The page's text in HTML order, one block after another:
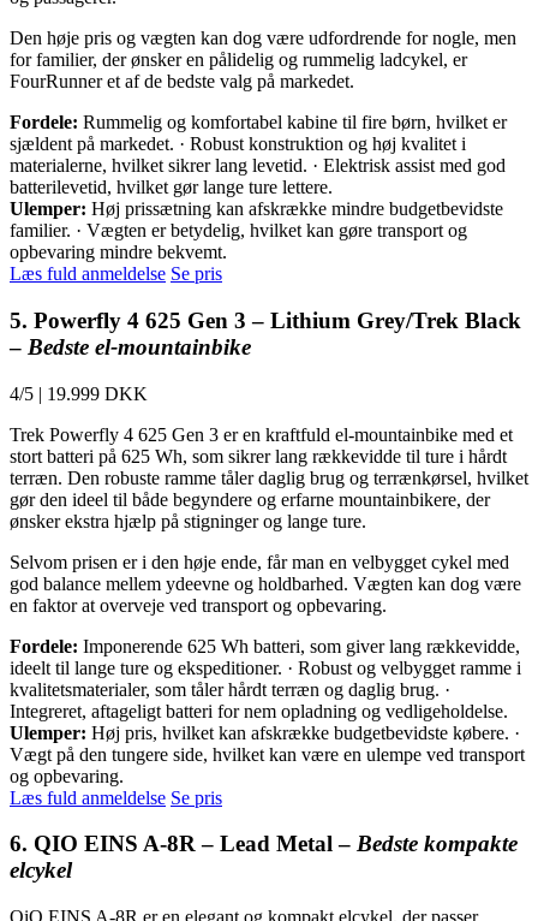
Den høje pris og vægten kan dog være udfordrende for nogle, men
for familier, der ønsker en pålidelig og rummelig ladcykel, er
FourRunner et af de bedste valg på markedet.
Fordele: Rummelig og komfortabel kabine til fire børn, hvilket er
sjældent på markedet. · Robust konstruktion og høj kvalitet i
materialerne, hvilket sikrer lang levetid. · Elektrisk assist med god
batterilevetid, hvilket gør lange ture lettere.
Ulemper: Høj prissætning kan afskrække mindre budgetbevidste
familier. · Vægten er betydelig, hvilket kan gøre transport og
opbevaring mindre bekvemt.
Læs fuld anmeldelse Se pris
5. Powerfly 4 625 Gen 3 – Lithium Grey/Trek Black
– Bedste el-mountainbike
4/5 | 19.999 DKK
Trek Powerfly 4 625 Gen 3 er en kraftfuld el-mountainbike med et
stort batteri på 625 Wh, som sikrer lang rækkevidde til ture i hårdt
terræn. Den robuste ramme tåler daglig brug og terrænkørsel, hvilket
gør den ideel til både begyndere og erfarne mountainbikere, der
ønsker ekstra hjælp på stigninger og lange ture.
Selvom prisen er i den høje ende, får man en velbygget cykel med
god balance mellem ydeevne og holdbarhed. Vægten kan dog være
en faktor at overveje ved transport og opbevaring.
Fordele: Imponerende 625 Wh batteri, som giver lang rækkevidde,
ideelt til lange ture og ekspeditioner. · Robust og velbygget ramme i
kvalitetsmaterialer, som tåler hårdt terræn og daglig brug. ·
Integreret, aftageligt batteri for nem opladning og vedligeholdelse.
Ulemper: Høj pris, hvilket kan afskrække budgetbevidste købere. ·
Vægt på den tungere side, hvilket kan være en ulempe ved transport
og opbevaring.
Læs fuld anmeldelse Se pris
6. QIO EINS A-8R – Lead Metal – Bedste kompakte
elcykel
QiO EINS A-8R er en elegant og kompakt elcykel, der passer